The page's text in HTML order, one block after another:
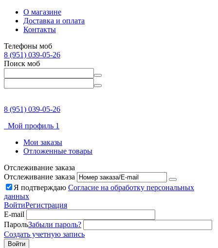
О магазине
Доставка и оплата
Контакты
Телефоны моб
8 (951) 039-05-26
Поиск моб
8 (951) 039-05-26
Мой профиль 1
Мои заказы
Отложенные товары
Отслеживание заказа
Отслеживание заказа
Я подтверждаю Согласие на обработку персональных
данных
ВойтиРегистрация
E-mail
ПарольЗабыли пароль?
Создать учетную запись
Войти